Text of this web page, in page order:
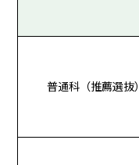
普通科（推薦選抜）